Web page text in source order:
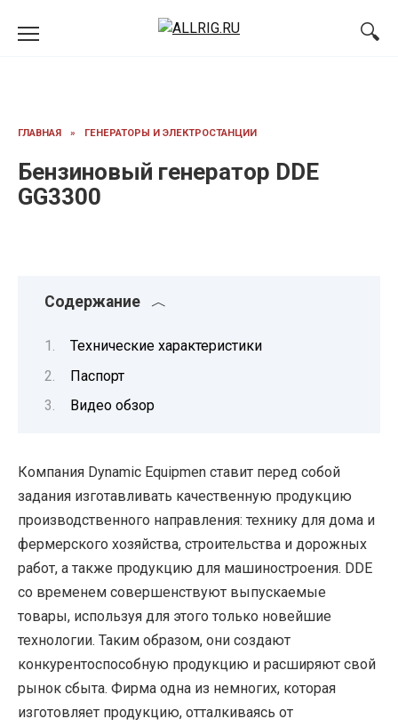
ГЛАВНАЯ » ГЕНЕРАТОРЫ И ЭЛЕКТРОСТАНЦИИ
Бензиновый генератор DDE
GG3300
Содержание
Технические характеристики
Паспорт
Видео обзор
Компания Dynamic Equipmen ставит перед собой
задания изготавливать качественную продукцию
производственного направления: технику для дома и
фермерского хозяйства, строительства и дорожных
работ, а также продукцию для машиностроения. DDE
со временем совершенствуют выпускаемые
товары, используя для этого только новейшие
технологии. Таким образом, они создают
конкурентоспособную продукцию и расширяют свой
рынок сбыта. Фирма одна из немногих, которая
изготовляет продукцию, отталкиваясь от